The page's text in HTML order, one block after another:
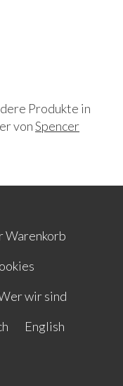
Produkte in
vonSpencer
Warenkorb
wir sind
English